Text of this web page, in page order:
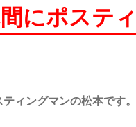
にポステ
ィングマンの松本です。